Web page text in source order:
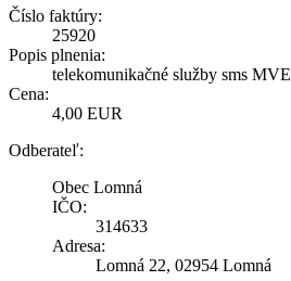
Číslo faktúry:
25920
Popis plnenia:
telekomunikačné služby sms MVE
Cena:
4,00 EUR
Odberateľ:
Obec Lomná
IČO:
314633
Adresa:
Lomná 22, 02954 Lomná